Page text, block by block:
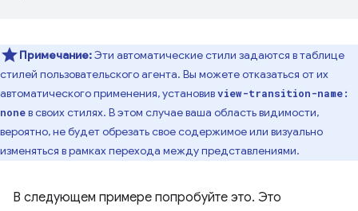
Примечание:Эти автоматические стили задаются в таблице
стилей пользовательского агента. Вы можете отказаться от их
автоматического применения, установивview-transition-name:
noneв своих стилях. В этом случае ваша область видимости,
вероятно, не будет обрезать свое содержимое или визуально
изменяться в рамках перехода между представлениями.
В следующем примере попробуйте это. Это